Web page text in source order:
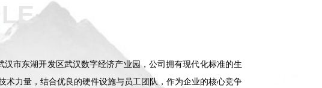
汉市东湖开发区武汉数字经济产业园，公司拥有现代化标准的生
力量，结合优良的硬件设施与员工团队，作为企业的核心竞争